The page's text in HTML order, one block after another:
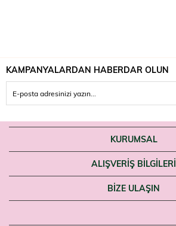
KAMPANYALARDAN HABERDAR OLUN
KURUMSAL
ALIŞVERİŞ BİLGİLERİ
BIZE ULAŞIN